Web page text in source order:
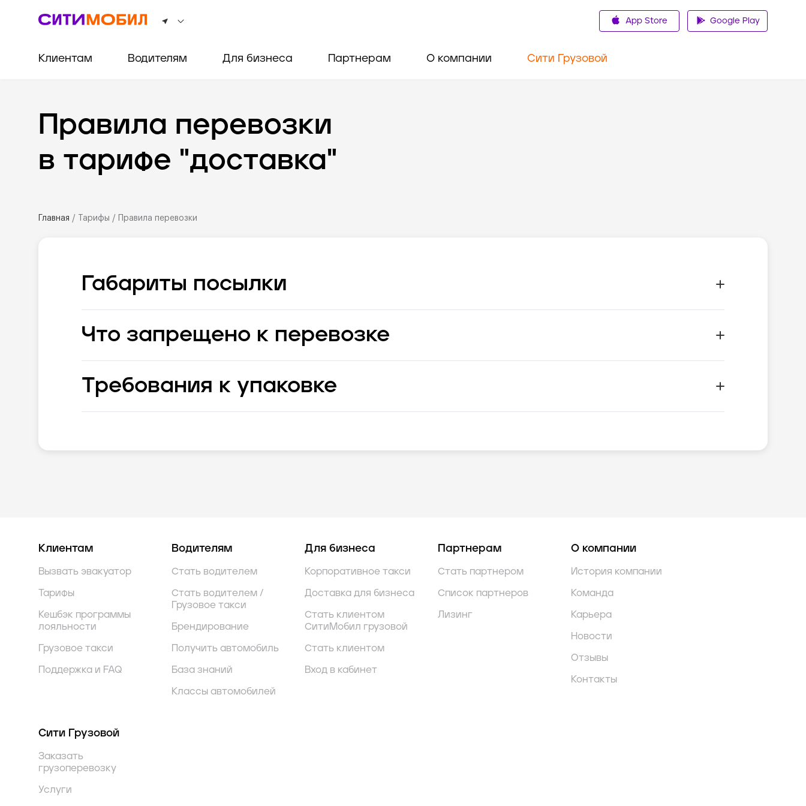
App Store Google Play
Клиентам Водителям Для бизнеса Партнерам О компании Сити Грузовой
Правила перевозки
в тарифе "доставка"
Главная / Тарифы / Правила перевозки
Габариты посылки
Что запрещено к перевозке
Требования к упаковке
Клиентам
Вызвать эвакуатор
Тарифы
Кешбэк программы
лояльности
Грузовое такси
Поддержка и FAQ
Водителям
Стать водителем
Стать водителем /
Грузовое такси
Брендирование
Получить автомобиль
База знаний
Классы автомобилей
Для бизнеса
Корпоративное такси
Доставка для бизнеса
Стать клиентом
СитиМобил грузовой
Стать клиентом
Вход в кабинет
Партнерам
Стать партнером
Список партнеров
Лизинг
О компании
История компании
Команда
Карьера
Новости
Отзывы
Контакты
Сити Грузовой
Заказать
грузоперевозку
Услуги